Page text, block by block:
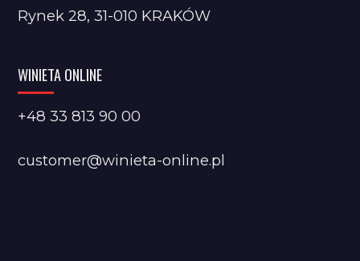
Rynek 28, 31-010 KRAKÓW
WINIETA ONLINE
+48 33 813 90 00
customer@winieta-online.pl